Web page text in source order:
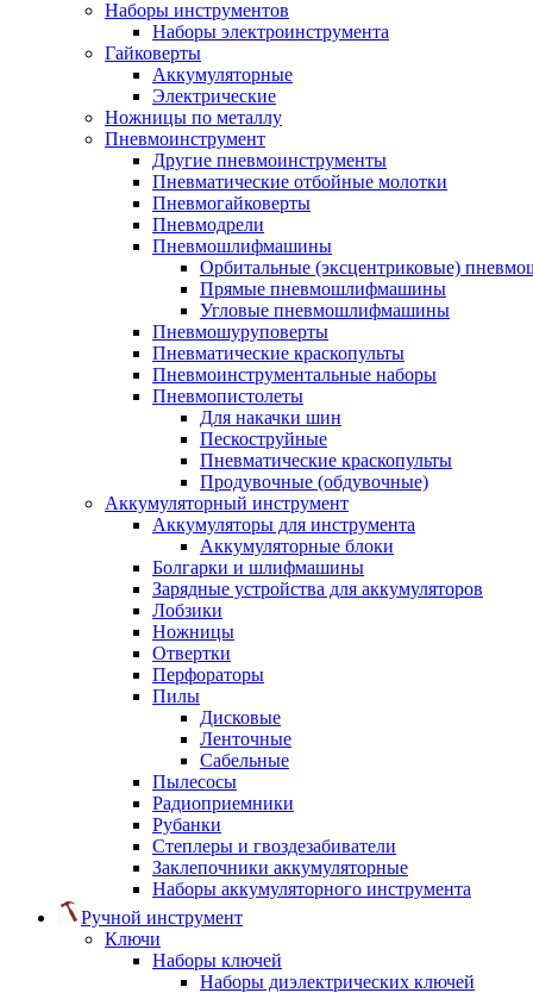
Наборы инструментов
Наборы электроинструмента
Гайковерты
Аккумуляторные
Электрические
Ножницы по металлу
Пневмоинструмент
Другие пневмоинструменты
Пневматические отбойные молотки
Пневмогайковерты
Пневмодрели
Пневмошлифмашины
Орбитальные (эксцентриковые)
Прямые пневмошлифмашины
Угловые пневмошлифмашины
Пневмошуруповерты
Пневматические краскопульты
Пневмоинструментальные наборы
Пневмопистолеты
Для накачки шин
Пескоструйные
Пневматические краскопульты
Продувочные (обдувочные)
Аккумуляторный инструмент
Аккумуляторы для инструмента
Аккумуляторные блоки
Болгарки и шлифмашины
Зарядные устройства для аккумуляторов
Лобзики
Ножницы
Отвертки
Перфораторы
Пилы
Дисковые
Ленточные
Сабельные
Пылесосы
Радиоприемники
Рубанки
Степлеры и гвоздезабиватели
Заклепочники аккумуляторные
Наборы аккумуляторного инструмента
Ручной инструмент
Ключи
Наборы ключей
Наборы диэлектрических ключей